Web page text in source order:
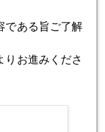
である旨ご了解
りお進みくださ